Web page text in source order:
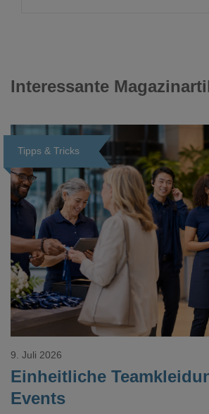
Interessante
Tipps & Tricks
Loading...
Einheitliche
Events
9. Juli 2026